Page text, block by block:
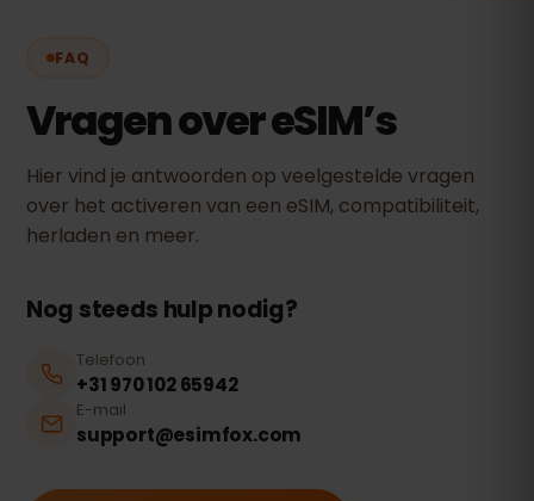
FAQ
Vragen over eSIM’s
Hier vind je antwoorden op veelgestelde vragen
over het activeren van een eSIM, compatibiliteit,
herladen en meer.
Nog steeds hulp nodig?
Telefoon
+31 970 102 65942
E-mail
support@esimfox.com